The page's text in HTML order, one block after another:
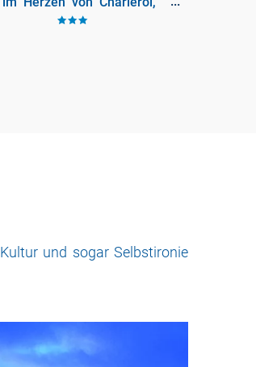
weit vom Hauptplatz der
und sogar Selbstironie